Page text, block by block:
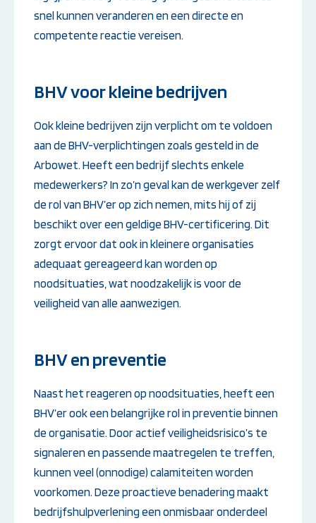
snel kunnen veranderen en een directe en
competente reactie vereisen.
BHV voor kleine bedrijven
Ook kleine bedrijven zijn verplicht om te voldoen
aan de BHV-verplichtingen zoals gesteld in de
Arbowet. Heeft een bedrijf slechts enkele
medewerkers? In zo’n geval kan de werkgever zelf
de rol van BHV’er op zich nemen, mits hij of zij
beschikt over een geldige BHV-certificering. Dit
zorgt ervoor dat ook in kleinere organisaties
adequaat gereageerd kan worden op
noodsituaties, wat noodzakelijk is voor de
veiligheid van alle aanwezigen.
BHV en preventie
Naast het reageren op noodsituaties, heeft een
BHV’er ook een belangrijke rol in preventie binnen
de organisatie. Door actief veiligheidsrisico’s te
signaleren en passende maatregelen te treffen,
kunnen veel (onnodige) calamiteiten worden
voorkomen. Deze proactieve benadering maakt
bedrijfshulpverlening een onmisbaar onderdeel